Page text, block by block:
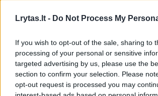
Lrytas.lt - Do Not Process My
If you wish to opt-out of the sale, sharing to
processing of your personal or sensitive
targeted advertising by us, please use the
section to confirm your selection. Please
opt-out request is processed you may
Šūkteliu „Jergau tu mano!“, nes
taip keistoka senutė visai su
susipyko, tai yra pastaruoju
iškeistėjo.
Beje, tie kaimynėlės keistumai